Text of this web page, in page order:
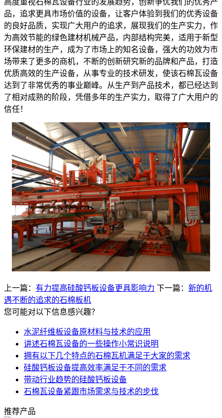
高度重视石棉瓦设备行业的发展趋势，创新争优我们的优秀产
品，追求更具市场价值的设备，让客户体验到我们的优秀设备
的良好品质，实现广大用户的追求，展现我们的生产实力，作
为高效节能的绿色建材机械产品，内部结构完美，适用于新型
环保建材的生产，成为了市场上的知名设备，强大的功效为市
场带来了更多的商机，不断的创新研究新的品牌和产品，打造
优质高效的生产设备，从事专业的技术研发，使该石棉瓦设备
达到了非常优秀的事业巅峰。从生产到产品技术，都已经达到
了相对成熟的阶段，凭借多年的生产实力，取得了广大用户的
信任！
上一篇： 有力提高硅酸钙板设备更具影响力 下一篇： 新的机
遇不断的追求的石棉板机
您可能对以下信息感兴趣？
水泥纤维板设备原材料与技术的应用
讲述石棉瓦设备的一些操作小常识说明
拥有以下几个特点的石棉瓦机满足于大家的需求
硅酸钙板设备提高效率满足于不同的需求
带动行业趋势的硅酸钙板设备
石棉瓦设备紧跟市场需求与技术的步伐
推荐产品